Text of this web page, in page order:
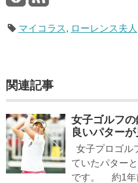
マイコラス, ローレンス夫人
関連記事
女子ゴルフ
良いパターが
女子プロゴル
ていたパター
です。 約1年